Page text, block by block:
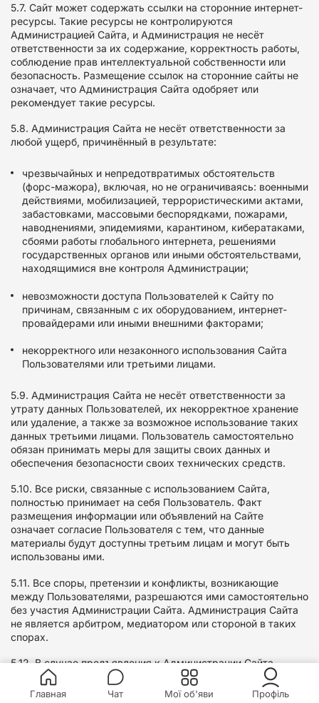
5.7. Сайт может содержать ссылки на сторонние интернет-
ресурсы. Такие ресурсы не контролируются
Администрацией Сайта, и Администрация не несёт
ответственности за их содержание, корректность работы,
соблюдение прав интеллектуальной собственности или
безопасность. Размещение ссылок на сторонние сайты не
означает, что Администрация Сайта одобряет или
рекомендует такие ресурсы.
5.8. Администрация Сайта не несёт ответственности за
любой ущерб, причинённый в результате:
чрезвычайных и непредотвратимых обстоятельств
(форс-мажора), включая, но не ограничиваясь: военными
действиями, мобилизацией, террористическими актами,
забастовками, массовыми беспорядками, пожарами,
наводнениями, эпидемиями, карантином, кибератаками,
сбоями работы глобального интернета, решениями
государственных органов или иными обстоятельствами,
находящимися вне контроля Администрации;
невозможности доступа Пользователей к Сайту по
причинам, связанным с их оборудованием, интернет-
провайдерами или иными внешними факторами;
некорректного или незаконного использования Сайта
Пользователями или третьими лицами.
5.9. Администрация Сайта не несёт ответственности за
утрату данных Пользователей, их некорректное хранение
или удаление, а также за возможное использование таких
данных третьими лицами. Пользователь самостоятельно
обязан принимать меры для защиты своих данных и
обеспечения безопасности своих технических средств.
5.10. Все риски, связанные с использованием Сайта,
полностью принимает на себя Пользователь. Факт
размещения информации или объявлений на Сайте
означает согласие Пользователя с тем, что данные
материалы будут доступны третьим лицам и могут быть
использованы ими.
5.11. Все споры, претензии и конфликты, возникающие
между Пользователями, разрешаются ими самостоятельно
без участия Администрации Сайта. Администрация Сайта
не является арбитром, медиатором или стороной в таких
спорах.
5.12. В случае предъявления к Администрации Сайта
претензий, исков или требований со стороны третьих лиц в
связи с действиями или бездействием Пользователя, такой
Главная Чат Мої об'яви Профіль